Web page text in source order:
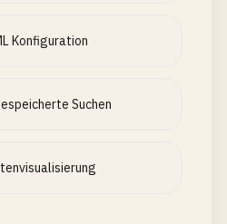
Konfiguration
Suchen